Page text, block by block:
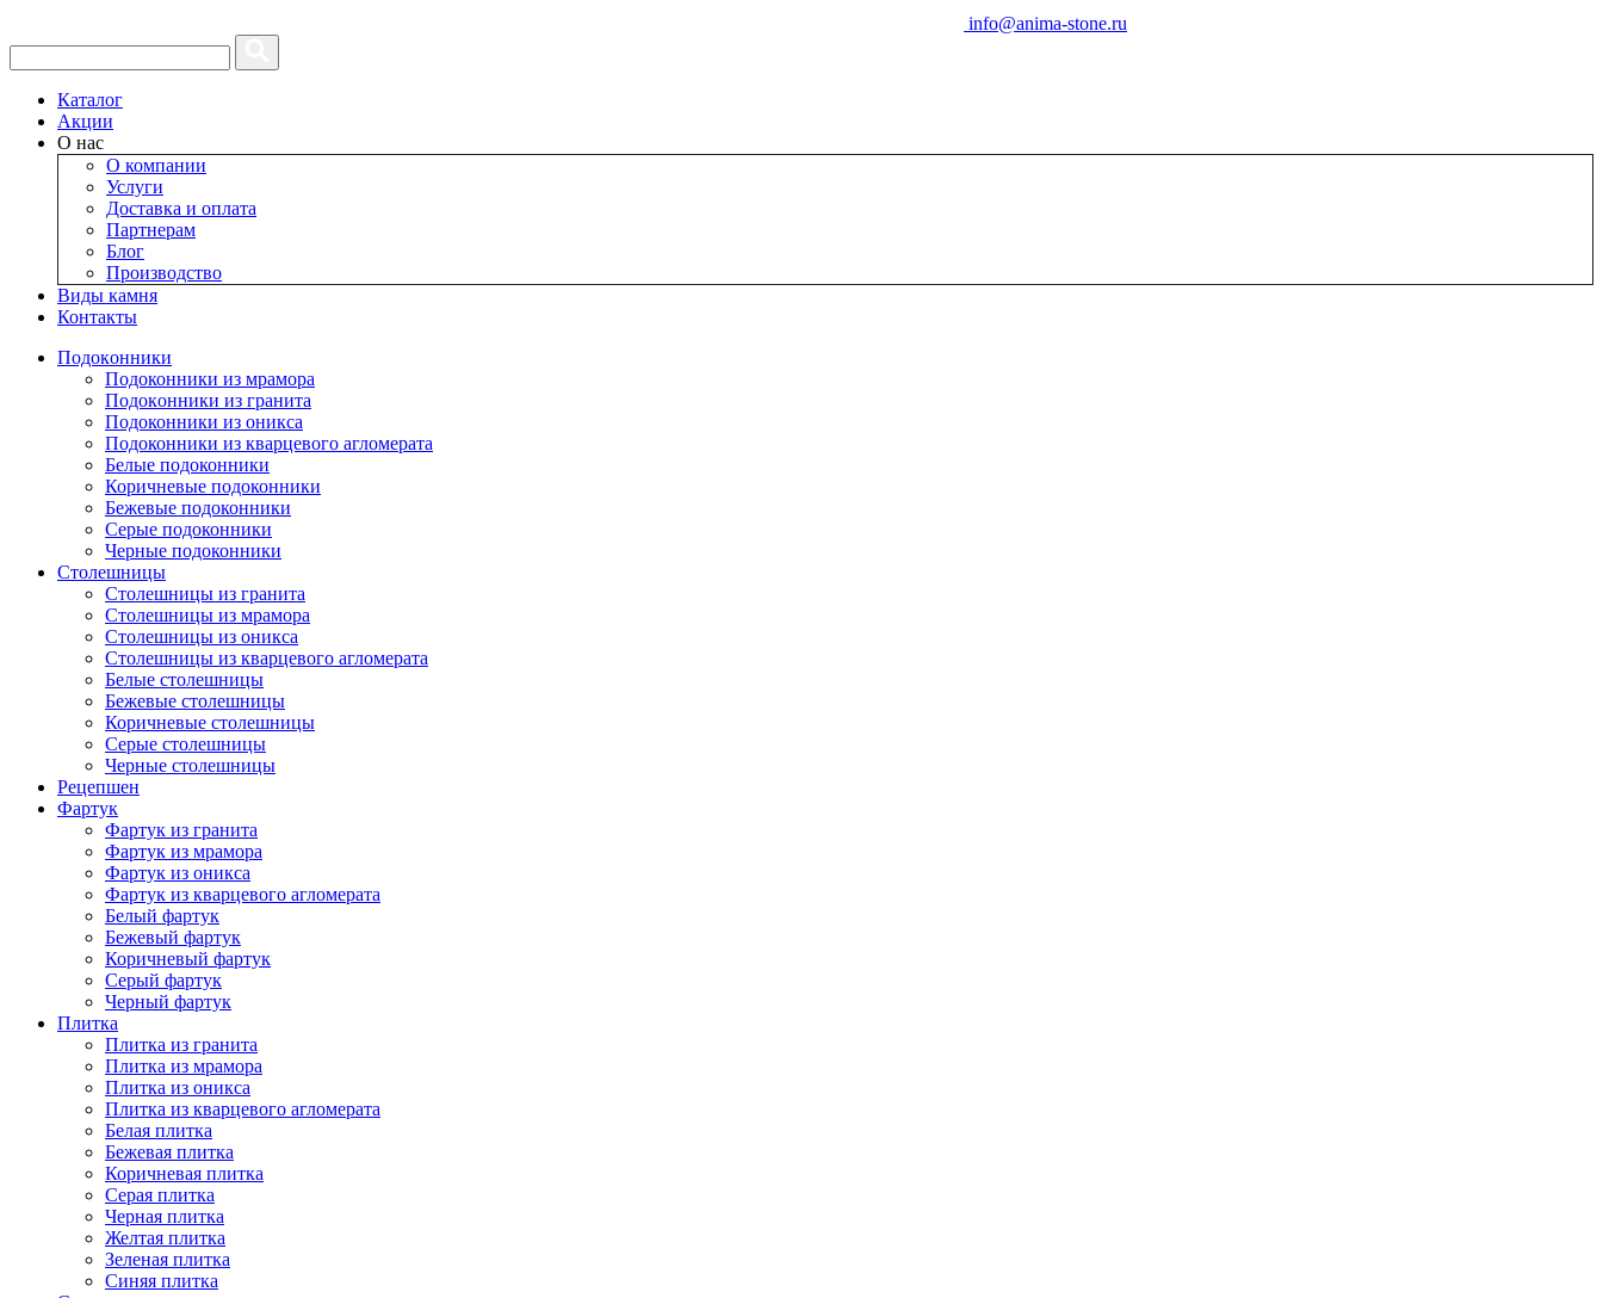
info@anima-stone.ru
Каталог
Акции
О нас
О компании
Услуги
Доставка и оплата
Партнерам
Блог
Производство
Виды камня
Контакты
Подокoнники
Подоконники из мрамора
Подокoнники из гранита
Подоконники из оникса
Подоконники из кварцевого агломерата
Белые подоконники
Коричневые подоконники
Бежевые подоконники
Серые подоконники
Черные подоконники
Столешницы
Столешницы из гранита
Столешницы из мрамора
Столешницы из оникса
Столешницы из кварцевого агломерата
Белые столешницы
Бежевые столешницы
Коричневые столешницы
Серые столешницы
Черные столешницы
Рецепшен
Фартук
Фартук из гранита
Фартук из мрамора
Фартук из оникса
Фартук из кварцевого агломерата
Белый фартук
Бежевый фартук
Коричневый фартук
Серый фартук
Черный фартук
Плитка
Плитка из гранита
Плитка из мрамора
Плитка из оникса
Плитка из кварцевого агломерата
Белая плитка
Бежевая плитка
Коричневая плитка
Серая плитка
Черная плитка
Желтая плитка
Зеленая плитка
Синяя плитка